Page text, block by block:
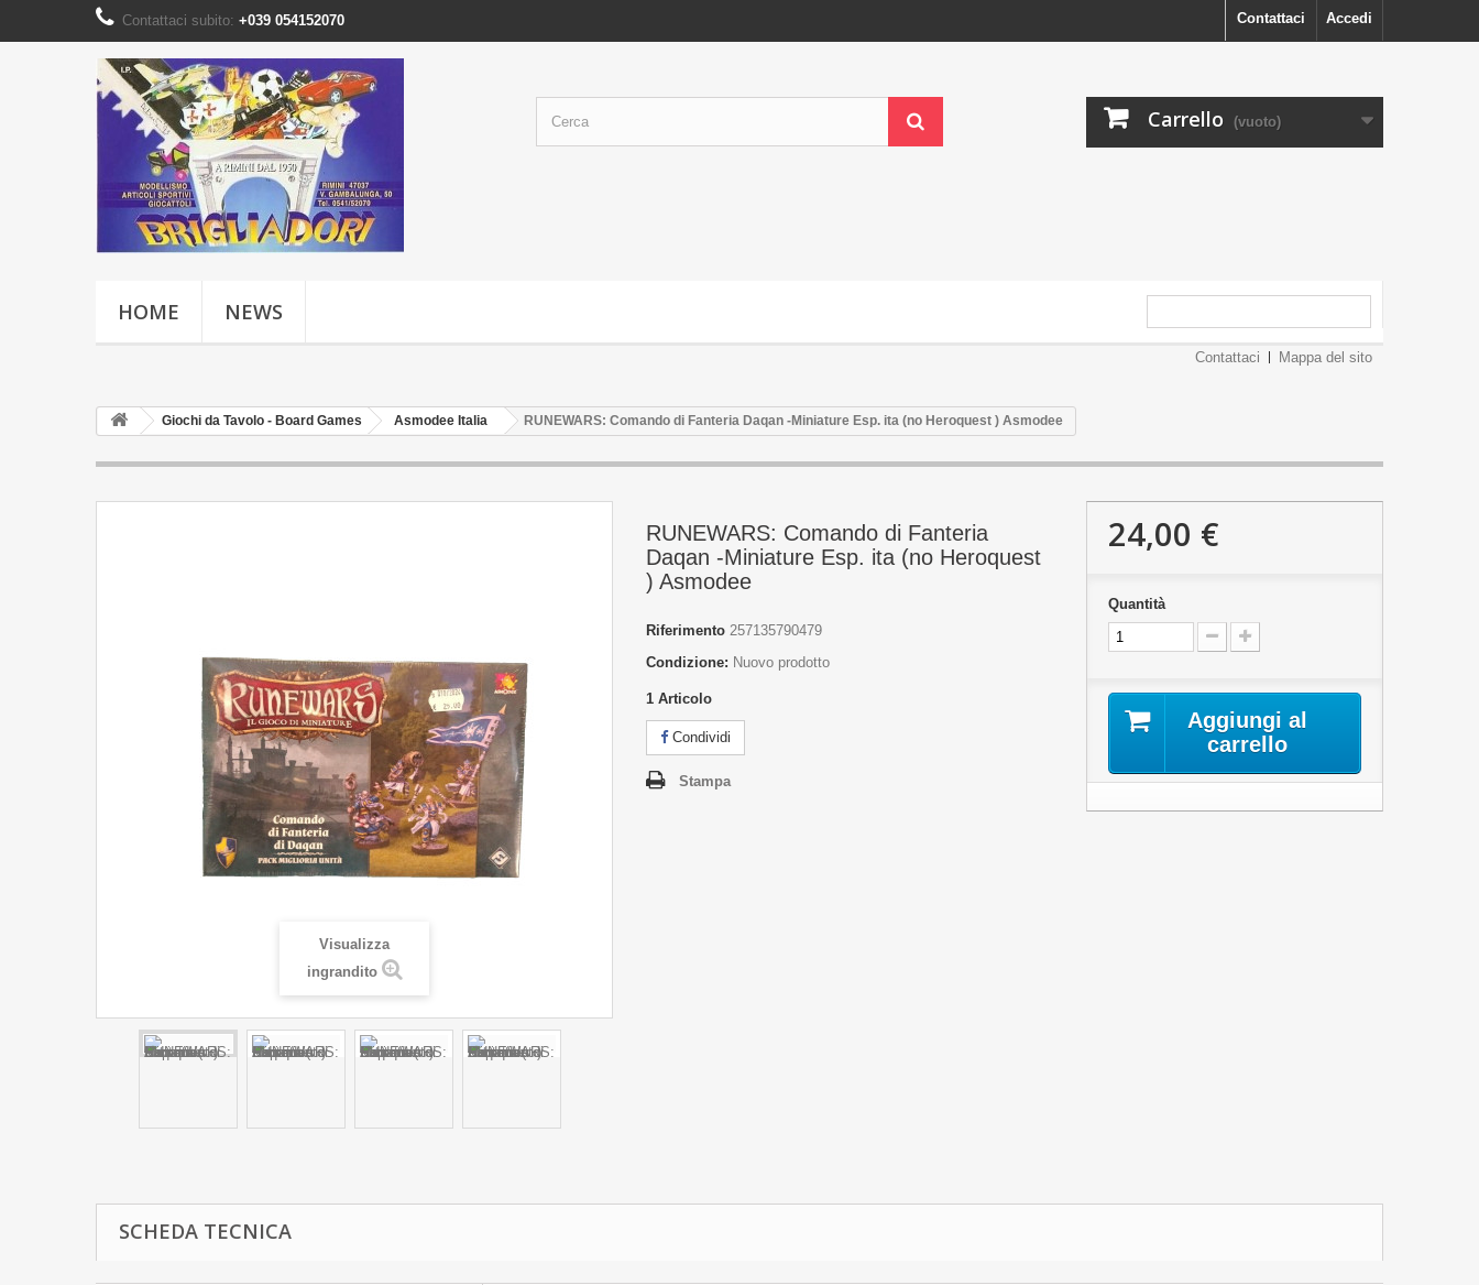
Accedi
Contattaci
Contattaci subito: +039 054152070
Carrello (vuoto)
HOME NEWS
Contattaci Mappa del sito
Giochi da Tavolo - Board Games Asmodee Italia RUNEWARS: Comando di Fanteria Daqan -Miniature Esp. ita (no Heroquest ) Asmodee
Visualizza
ingrandito
RUNEWARS: Comando di Fanteria
Daqan -Miniature Esp. ita (no Heroquest
) Asmodee
Riferimento 257135790479
Condizione: Nuovo prodotto
1 Articolo
Condividi
Stampa
24,00 €
Quantità
Aggiungi al
carrello
SCHEDA TECNICA